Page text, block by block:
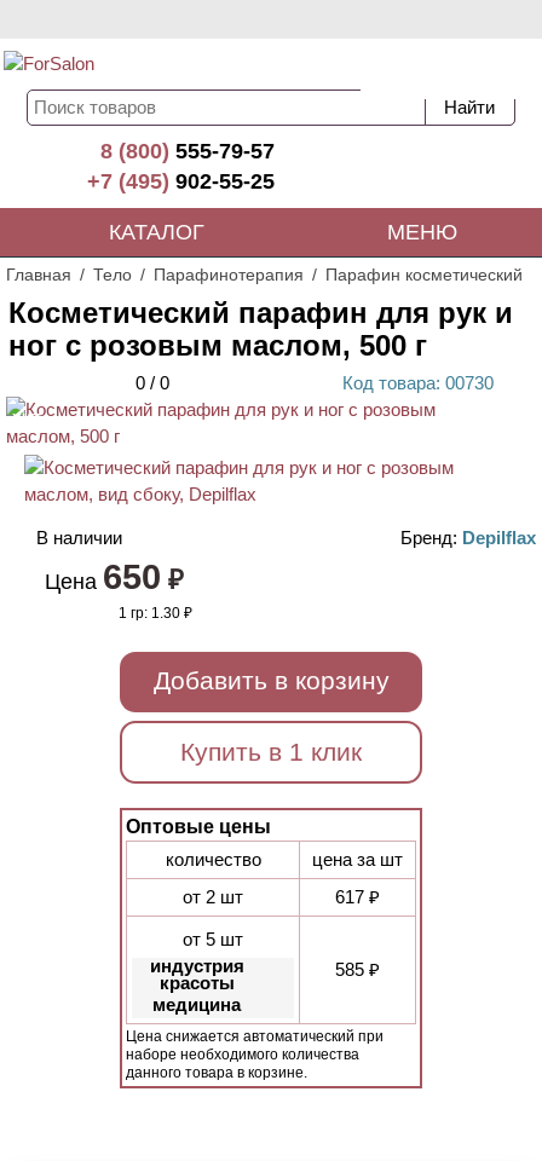
8 (800)555-79-57
+7 (495)902-55-25
КАТАЛОГ МЕНЮ
Главная Тело Парафинотерапия Парафин косметический
Косметический парафин для рук и
ног с розовым маслом, 500 г
0 / 0 Код товара: 00730
ХИТ
В наличии Бренд: Depilflax
Цена 650 ₽
1 гр:1.30 ₽
Добавить в корзину
Купить в 1 клик
Оптовые цены
количество
цена за шт
от 2 шт
617 ₽
от 5 шт
индустрия
красоты
медицина
585 ₽
Цена снижается автоматический при
наборе необходимого количества
данного товара в корзине.